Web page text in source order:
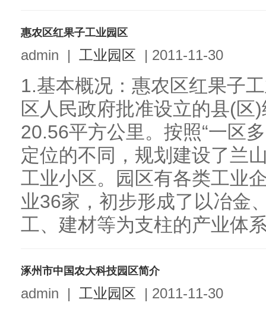
惠农区红果子工业园区
admin | 工业园区 | 2011-11-30
1.基本概况：惠农区红果子
区人民政府批准设立的县(
20.56平方公里。按照“一区
定位的不同，规划建设了兰
工业小区。园区有各类工业
业36家，初步形成了以冶金
工、建材等为支柱的产业体
涿州市中国农大科技园区简介
admin | 工业园区 | 2011-11-30